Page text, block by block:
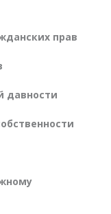
прав
давности